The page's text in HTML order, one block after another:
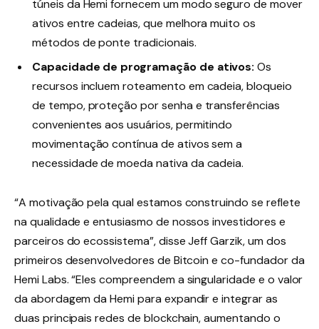
túneis da Hemi fornecem um modo seguro de mover
ativos entre cadeias, que melhora muito os
métodos de ponte tradicionais.
Capacidade de programação de ativos: Os
recursos incluem roteamento em cadeia, bloqueio
de tempo, proteção por senha e transferências
convenientes aos usuários, permitindo
movimentação contínua de ativos sem a
necessidade de moeda nativa da cadeia.
“A motivação pela qual estamos construindo se reflete
na qualidade e entusiasmo de nossos investidores e
parceiros do ecossistema”, disse Jeff Garzik, um dos
primeiros desenvolvedores de Bitcoin e co-fundador da
Hemi Labs. “Eles compreendem a singularidade e o valor
da abordagem da Hemi para expandir e integrar as
duas principais redes de blockchain, aumentando o